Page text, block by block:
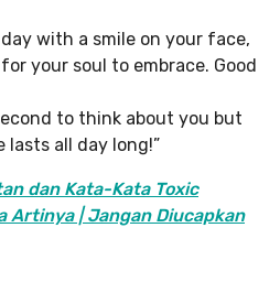
with a smile on your face,
your soul to embrace. Good
to think about you but
lasts all day long!”
dan Kata-Kata Toxic
Artinya | Jangan Diucapkan